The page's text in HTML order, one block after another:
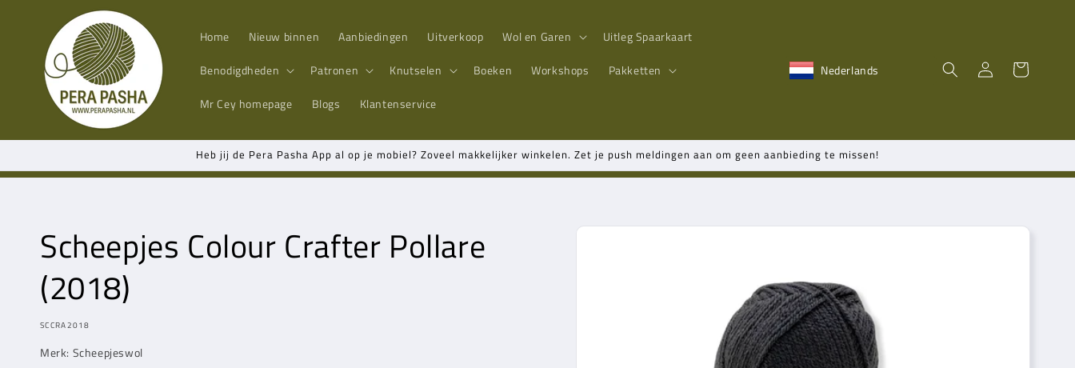
content Home Nieuw binnen Aanbiedingen Uitverkoop Wol en Garen
Uitleg Spaarkaart
Benodigdheden
Patronen Knutselen Boeken Workshops
Pakketten
Mr Cey homepage Blogs Klantenservice
Nederlands InloggenWinkelwagen
Heb jij de Pera Pasha App al op je mobiel? Zoveel makkelijker winkelen. Zet je push meldingen aan om geen aanbieding te missen!
Scheepjes Colour Crafter Pollare
(2018)
MODEL:
SCCRA2018
Merk: Scheepjeswol